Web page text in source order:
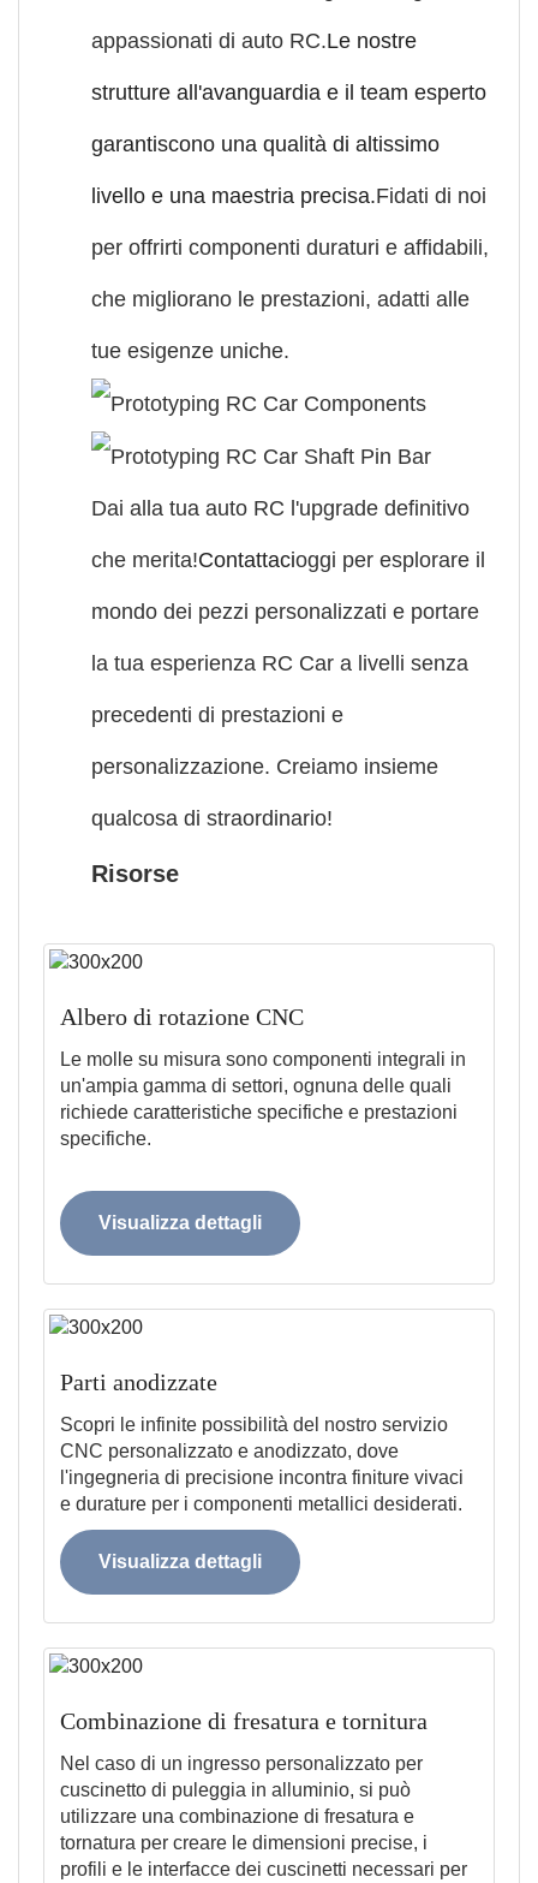
appassionati di auto RC.Le nostre
strutture all'avanguardia e il team esperto
garantiscono una qualità di altissimo
livello e una maestria precisa.Fidati di noi
per offrirti componenti duraturi e affidabili,
che migliorano le prestazioni, adatti alle
tue esigenze uniche.
Dai alla tua auto RC l'upgrade definitivo
che merita!Contattacioggi per esplorare il
mondo dei pezzi personalizzati e portare
la tua esperienza RC Car a livelli senza
precedenti di prestazioni e
personalizzazione. Creiamo insieme
qualcosa di straordinario!
Risorse
Albero di rotazione CNC
Le molle su misura sono componenti integrali in
un'ampia gamma di settori, ognuna delle quali
richiede caratteristiche specifiche e prestazioni
specifiche.
Visualizza dettagli
Parti anodizzate
Scopri le infinite possibilità del nostro servizio
CNC personalizzato e anodizzato, dove
l'ingegneria di precisione incontra finiture vivaci
e durature per i componenti metallici desiderati.
Visualizza dettagli
Combinazione di fresatura e tornitura
Nel caso di un ingresso personalizzato per
cuscinetto di puleggia in alluminio, si può
utilizzare una combinazione di fresatura e
tornatura per creare le dimensioni precise, i
profili e le interfacce dei cuscinetti necessari per